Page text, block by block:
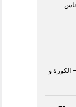
الكورة و